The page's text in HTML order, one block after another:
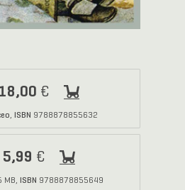
18,00 €
, ISBN 9788878855632
5,99 €
MB, ISBN 9788878855649